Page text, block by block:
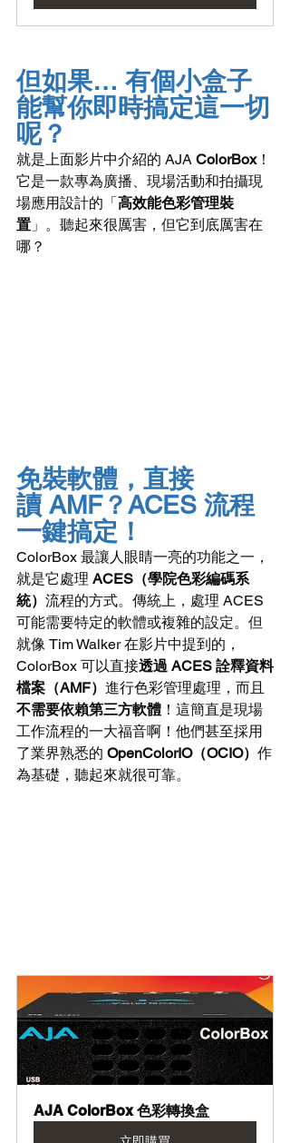
但如果… 有個小盒子
能幫你即時搞定這一切
呢？
就是上面影片中介紹的 AJA ColorBox！
它是一款專為廣播、現場活動和拍攝現
場應用設計的「高效能色彩管理裝
置 」。聽起來很厲害，但它到底厲害在
哪？
免裝軟體，直接
讀 AMF？ACES 流程
一鍵搞定！
ColorBox 最讓人眼睛一亮的功能之一，
就是它處理 ACES（學院色彩編碼系
統） 流程的方式。傳統上，處理 ACES
可能需要特定的軟體或複雜的設定。但
就像 Tim Walker 在影片中提到的，
ColorBox 可以直接透過 ACES 詮釋資料
檔案（AMF） 進行色彩管理處理，而且
不需要依賴第三方軟體 ！這簡直是現場
工作流程的一大福音啊！他們甚至採用
了業界熟悉的 OpenColorIO（OCIO） 作
為基礎，聽起來就很可靠。
AJA ColorBox 色彩轉換盒